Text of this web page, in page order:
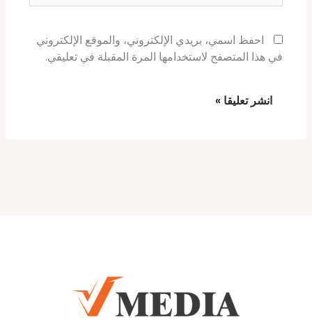
احفظ اسمي، بريدي الإلكتروني، والموقع الإلكتروني
في هذا المتصفح لاستخدامها المرة المقبلة في تعليقي.